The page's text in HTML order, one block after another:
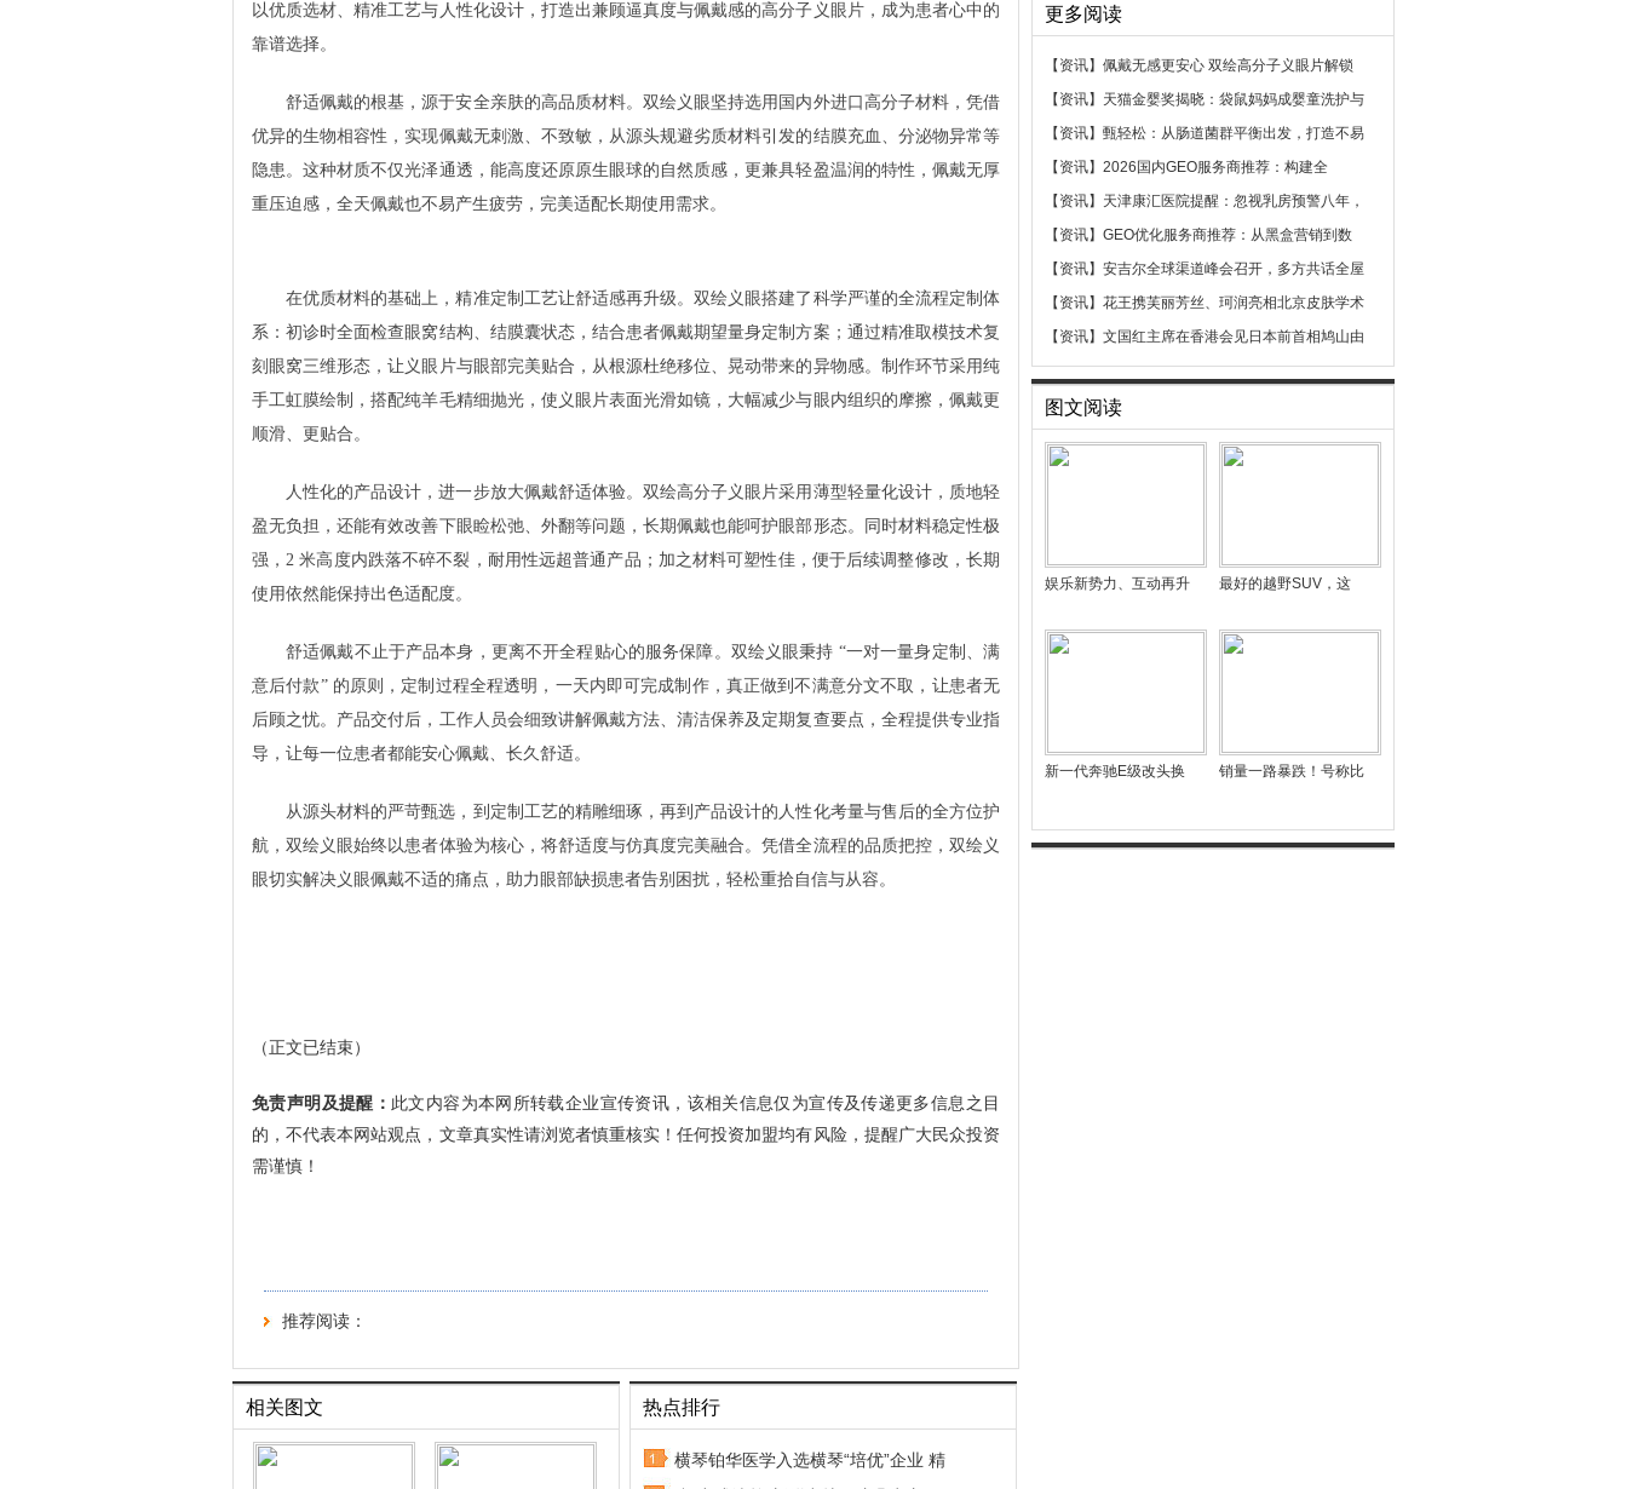
以优质选材、精准工艺与人性化设计，打造出兼顾逼真度与佩戴感的高分子义眼片，成为患者心中的
靠谱选择。
舒适佩戴的根基，源于安全亲肤的高品质材料。双绘义眼坚持选用国内外进口高分子材料，凭借
优异的生物相容性，实现佩戴无刺激、不致敏，从源头规避劣质材料引发的结膜充血、分泌物异常等
隐患。这种材质不仅光泽通透，能高度还原原生眼球的自然质感，更兼具轻盈温润的特性，佩戴无厚
重压迫感，全天佩戴也不易产生疲劳，完美适配长期使用需求。
在优质材料的基础上，精准定制工艺让舒适感再升级。双绘义眼搭建了科学严谨的全流程定制体
系：初诊时全面检查眼窝结构、结膜囊状态，结合患者佩戴期望量身定制方案；通过精准取模技术复
刻眼窝三维形态，让义眼片与眼部完美贴合，从根源杜绝移位、晃动带来的异物感。制作环节采用纯
手工虹膜绘制，搭配纯羊毛精细抛光，使义眼片表面光滑如镜，大幅减少与眼内组织的摩擦，佩戴更
顺滑、更贴合。
人性化的产品设计，进一步放大佩戴舒适体验。双绘高分子义眼片采用薄型轻量化设计，质地轻
盈无负担，还能有效改善下眼睑松弛、外翻等问题，长期佩戴也能呵护眼部形态。同时材料稳定性极
强，2 米高度内跌落不碎不裂，耐用性远超普通产品；加之材料可塑性佳，便于后续调整修改，长期
使用依然能保持出色适配度。
舒适佩戴不止于产品本身，更离不开全程贴心的服务保障。双绘义眼秉持 “一对一量身定制、满
意后付款” 的原则，定制过程全程透明，一天内即可完成制作，真正做到不满意分文不取，让患者无
后顾之忧。产品交付后，工作人员会细致讲解佩戴方法、清洁保养及定期复查要点，全程提供专业指
导，让每一位患者都能安心佩戴、长久舒适。
从源头材料的严苛甄选，到定制工艺的精雕细琢，再到产品设计的人性化考量与售后的全方位护
航，双绘义眼始终以患者体验为核心，将舒适度与仿真度完美融合。凭借全流程的品质把控，双绘义
眼切实解决义眼佩戴不适的痛点，助力眼部缺损患者告别困扰，轻松重拾自信与从容。
（正文已结束）
免责声明及提醒： 此文内容为本网所转载企业宣传资讯，该相关信息仅为宣传及传递更多信息之目
的，不代表本网站观点，文章真实性请浏览者慎重核实！任何投资加盟均有风险，提醒广大民众投资
需谨慎！
推荐阅读：
相关图文 热点排行
横琴铂华医学入选横琴“培优”企业 精
更多阅读
【资讯】 佩戴无感更安心 双绘高分子义眼片解锁
【资讯】 天猫金婴奖揭晓：袋鼠妈妈成婴童洗护与
【资讯】 甄轻松：从肠道菌群平衡出发，打造不易
【资讯】 2026国内GEO服务商推荐：构建全
【资讯】 天津康汇医院提醒：忽视乳房预警八年，
【资讯】 GEO优化服务商推荐：从黑盒营销到数
【资讯】 安吉尔全球渠道峰会召开，多方共话全屋
【资讯】 花王携芙丽芳丝、珂润亮相北京皮肤学术
【资讯】 文国红主席在香港会见日本前首相鸠山由
图文阅读
娱乐新势力、互动再升 最好的越野SUV，这
新一代奔驰E级改头换 销量一路暴跌！号称比